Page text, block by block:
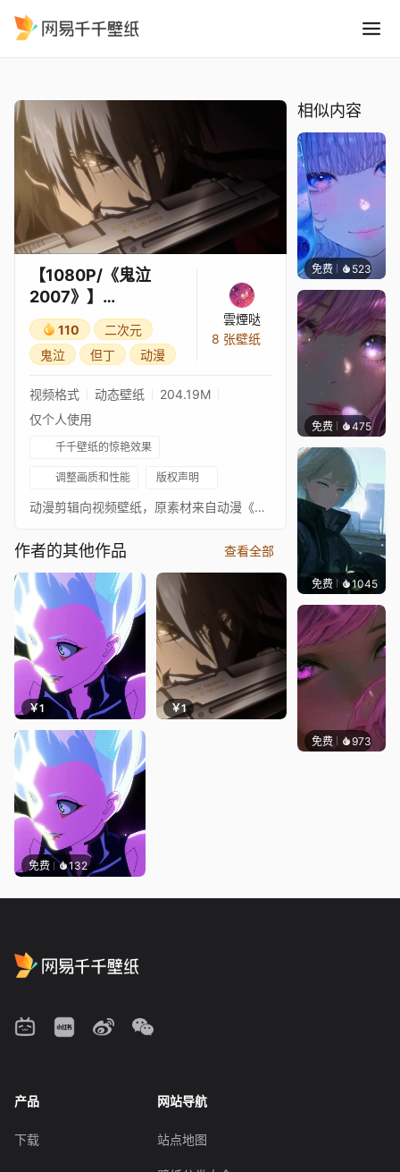
【1080P/《鬼泣
2007》】
JACKPOT!
110
二次元
鬼泣
但丁 动漫
雲煙哒
8 张壁纸
视频格式 动态壁纸
204.19M
仅个人使用
千千壁纸的惊艳效果
调整画质和性能 版权声明
动漫剪辑向视频壁纸，原素材来自动漫《鬼泣2007》，背景音乐：Devils Never Cry (スタッフロール)，此版本为1080P24帧，另有4K48帧版本，壁纸更多详情可见主页个人简介
作者的其他作品 查看全部
￥1 ￥1
免费 132
相似内容
免费 523辰东
免费 475辰东
免费 1045辰东
免费 973辰东
产品
下载
网站导航
站点地图